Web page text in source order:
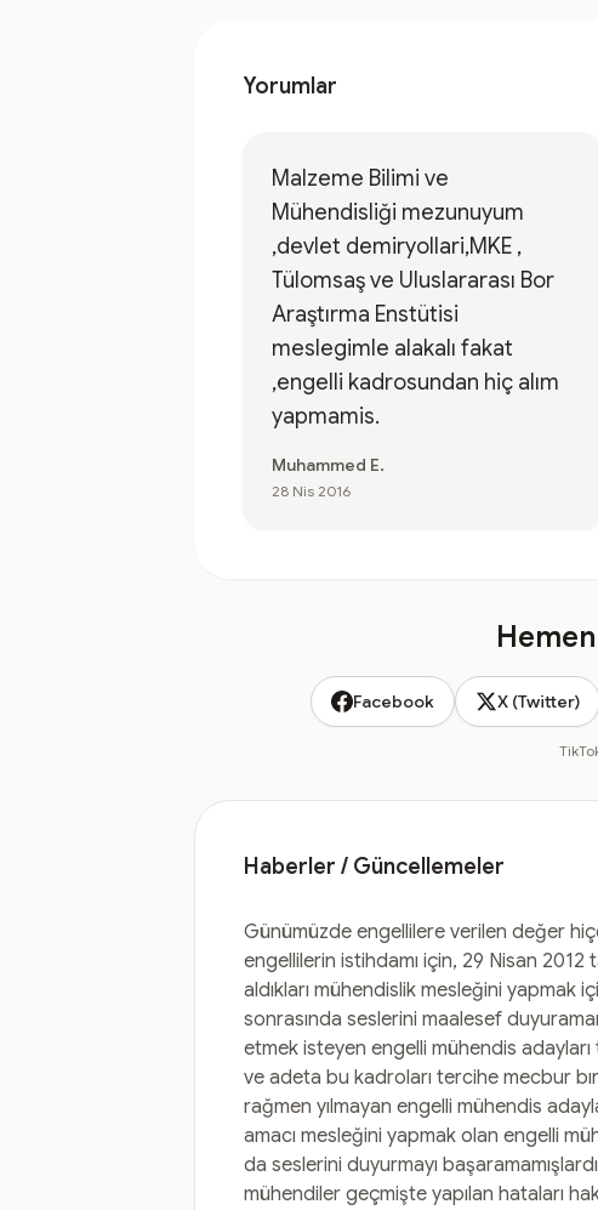
Yorumlar
Malzeme Bilimi ve
Mühendisliği mezunuyum
,devlet demiryollari,MKE ,
Tülomsaş ve Uluslararası Bor
Araştırma Enstütisi
meslegimle alakalı fakat
,engelli kadrosundan hiç alım
yapmamis.
Muhammed E.
28 Nis 2016
Facebook X (Twitter)
Haberler / Güncellemeler
Günümüzde engellilere verilen değer
engellilerin istihdamı için, 29 Nisan 2012
aldıkları mühendislik mesleğini yapmak
sonrasında seslerini maalesef
etmek isteyen engelli mühendis adayları
ve adeta bu kadroları tercihe mecbur
rağmen yılmayan engelli mühendis
amacı mesleğini yapmak olan engelli
da seslerini duyurmayı
mühendiler geçmişte yapılan hataları